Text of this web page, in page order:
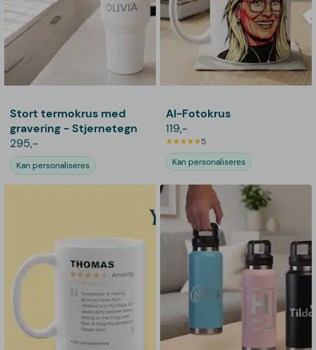
Stort termokrus med
gravering - Stjernetegn
295,-
Kan personaliseres
AI-Fotokrus
119,-
5
Kan personaliseres